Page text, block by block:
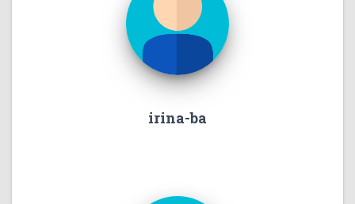
irina-ba